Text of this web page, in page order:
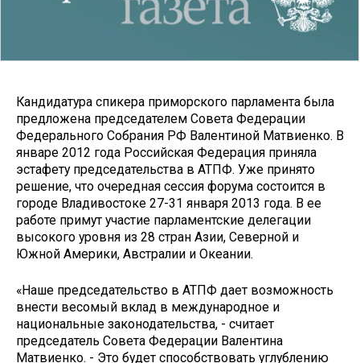
Кандидатура спикера приморского парламента была
предложена председателем Совета Федерации
Федерального Собрания РФ Валентиной Матвиенко. В
январе 2012 года Российская Федерация приняла
эстафету председательства в АТПФ. Уже принято
решение, что очередная сессия форума состоится в
городе Владивостоке 27-31 января 2013 года. В ее
работе примут участие парламентские делегации
высокого уровня из 28 стран Азии, Северной и
Южной Америки, Австралии и Океании.
«Наше председательство в АТПФ дает возможность
внести весомый вклад в международное и
национальные законодательства, - считает
председатель Совета Федерации Валентина
Матвиенко. - Это будет способствовать углублению